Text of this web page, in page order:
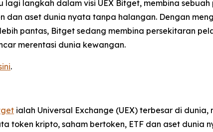
lagi langkah dalam visi UEX Bitget, membina
dan aset dunia nyata tanpa halangan. Dengan
pantas, Bitget sedang membina persekitaran
merentasi dunia kewangan.
.
ialah Universal Exchange (UEX) terbesar di
token kripto, saham bertoken, ETF dan aset dunia